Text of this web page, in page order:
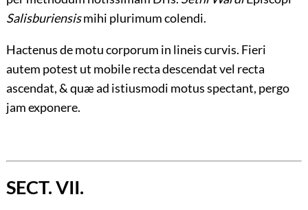
Salisburiensismihi plurimum colendi.
Hactenus de motu corporum in lineis curvis. Fieri
autem potest ut mobile recta descendat vel recta
ascendat, & quæ ad istiusmodi motus spectant, pergo
jam exponere.
SECT. VII.